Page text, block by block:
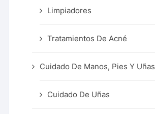
Limpiadores
Tratamientos De Acné
Cuidado De Manos, Pies Y Uñas
Cuidado De Uñas